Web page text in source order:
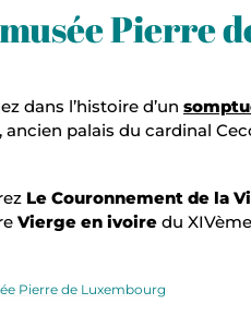
Pierre
dans l’histoire d’un
ancien palais du cardinal
Le Couronnement de la
Vierge en ivoiredu
Pierre de Luxembourg